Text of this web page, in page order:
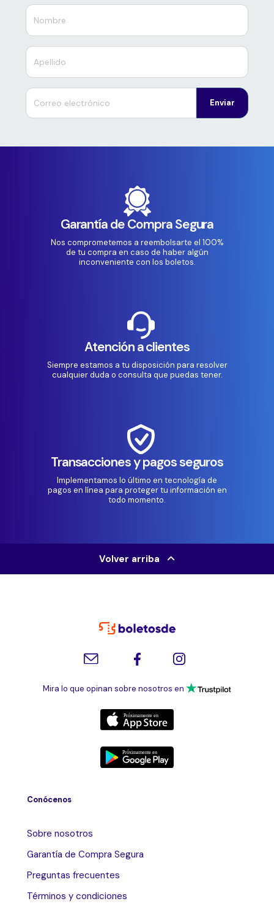
Enviar
Garantía de Compra Segura
Nos comprometemos a reembolsarte el 100%
de tu compra en caso de haber algún
inconveniente con los boletos.
Atención a clientes
Siempre estamos a tu disposición para resolver
cualquier duda o consulta que puedas tener.
Transacciones y pagos seguros
Implementamos lo último en tecnología de
pagos en línea para proteger tu información en
todo momento.
Volver arriba
Mira lo que opinan sobre nosotros en
Conócenos
Sobre nosotros
Garantía de Compra Segura
Preguntas frecuentes
Términos y condiciones